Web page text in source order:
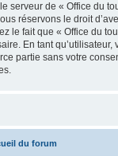
serveur de « Office du
réservons le droit
le fait que « Office du
En tant
partie sans votre
du forum